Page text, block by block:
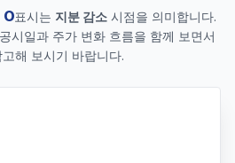
O표시는 지분 감소 시점을 의미합니다.
시일과 주가 변화 흐름을 함께 보면서
해 보시기 바랍니다.